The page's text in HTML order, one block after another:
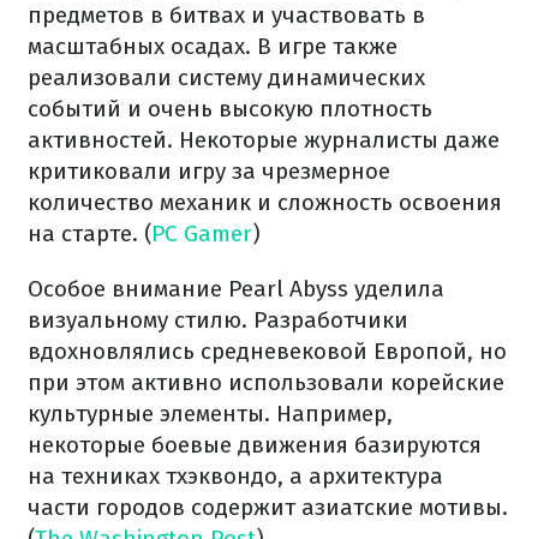
предметов в битвах и участвовать в
масштабных осадах. В игре также
реализовали систему динамических
событий и очень высокую плотность
активностей. Некоторые журналисты даже
критиковали игру за чрезмерное
количество механик и сложность освоения
на старте. (PC Gamer)
Особое внимание Pearl Abyss уделила
визуальному стилю. Разработчики
вдохновлялись средневековой Европой, но
при этом активно использовали корейские
культурные элементы. Например,
некоторые боевые движения базируются
на техниках тхэквондо, а архитектура
части городов содержит азиатские мотивы.